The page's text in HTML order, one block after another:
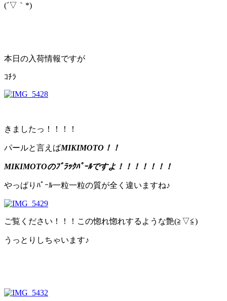
(´▽｀*)
本日の入荷情報ですが
ｺﾁﾗ
きましたっ！！！！
パールと言えばMIKIMOTO！！
MIKIMOTOのﾌﾞﾗｯｸﾊﾟｰﾙですよ！！！！！！！
やっぱりﾊﾟｰﾙ一粒一粒の質が全く違いますね♪
ご覧ください！！！この惚れ惚れするような艶(≧▽≦)
うっとりしちゃいます♪